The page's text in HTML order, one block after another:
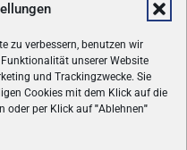
zu verbessern, benutzen wir
unserer Website
und Trackingzwecke. Sie
Cookies mit dem Klick auf die
oder per Klick auf"Ablehnen"